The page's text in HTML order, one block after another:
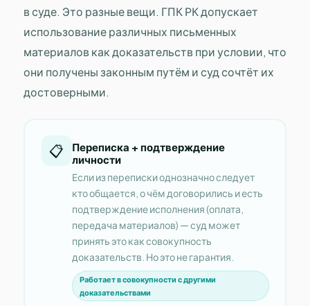
в суде. Это разные вещи. ГПК РК допускает
использование различных письменных
материалов как доказательств при условии, что
они получены законным путём и суд сочтёт их
достоверными.
📋
Переписка + подтверждение
личности
Если из переписки однозначно следует
кто общается, о чём договорились и есть
подтверждение исполнения (оплата,
передача материалов) — суд может
принять это как совокупность
доказательств. Но это не гарантия.
Работает в совокупности с другими
доказательствами